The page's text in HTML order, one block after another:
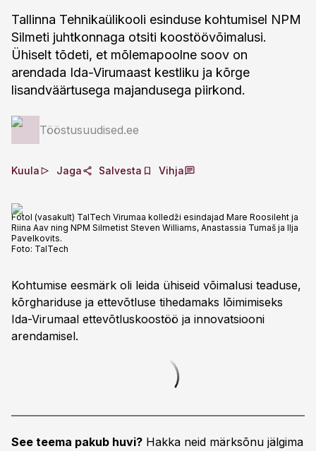
Tallinna Tehnikaülikooli esinduse kohtumisel NPM
Silmeti juhtkonnaga otsiti koostöövõimalusi.
Ühiselt tõdeti, et mõlemapoolne soov on
arendada Ida-Virumaast kestliku ja kõrge
lisandväärtusega majandusega piirkond.
Tööstusuudised.ee
Kuula Jaga Salvesta Vihja
Fotol (vasakult) TalTech Virumaa kolledži esindajad Mare Roosileht ja
Riina Aav ning NPM Silmetist Steven Williams, Anastassia Tumaš ja Ilja
Pavelkovits.
Foto: TalTech
Kohtumise eesmärk oli leida ühiseid võimalusi teaduse,
kõrghariduse ja ettevõtluse tihedamaks lõimimiseks
Ida-Virumaal ettevõtluskoostöö ja innovatsiooni
arendamisel.
See teema pakub huvi? Hakka neid märksõnu jälgima